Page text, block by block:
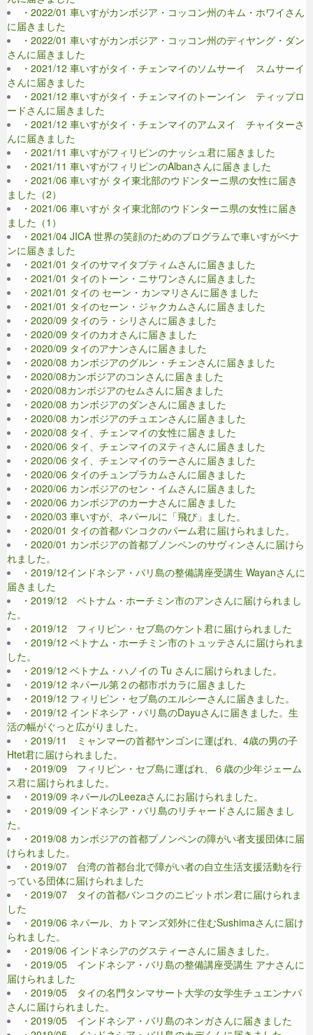
・2022/01 車いすがカンボジア・コッコン州のキム・ホワイさん
に届きました
・2022/01 車いすがカンボジア・コッコン州のディヤング・ダン
さんに届きました
・2021/12 車いすがタイ・チェンマイのソムサーイ スムサーイ
さんに届きました
・2021/12 車いすがタイ・チェンマイのトーンイン ティップロ
ードさんに届きました
・2021/12 車いすがタイ・チェンマイのアムヌイ チャイターさ
んに届きました
・2021/11 車いすがフィリピンのナッシュ君に届きました
・2021/11 車いすがフィリピンのAlbanさんに届きました
・2021/06 車いすが タイ東北部のウドンターニ県の女性に届き
ました（2）
・2021/06 車いすが タイ東北部のウドンターニ県の女性に届き
ました（1）
・2021/04 JICA 世界の笑顔のためのプログラムで車いすがベナ
ンに届きました
・2021/01 タイのサマイタプティムさんに届きました
・2021/01 タイのトーン・ニサワンさんに届きました
・2021/01 タイの セーン・カンマリさんに届きました
・2021/01 タイのセーン・ジャクカムさんに届きました
・2020/09 タイのラ・シリさんに届きました
・2020/09 タイのカオさんに届きました
・2020/09 タイのアナンさんに届きました
・2020/08 カンボジアのグルン・チェンさんに届きました
・2020/08カンボジアのコンさんに届きました
・2020/08カンボジアのセムさんに届きました
・2020/08 カンボジアのダンさんに届きました
・2020/08 カンボジアのチュエンさんに届きました
・2020/08 タイ、チェンマイの女性に届きました
・2020/06 タイ、チェンマイのヌティさんに届きました
・2020/06 タイ、チェンマイのラーさんに届きました
・2020/06 タイのチュンプラカムさんに届きました
・2020/06 カンボジアのセン・イムさんに届きました
・2020/06 カンボジアのカーナさんに届きました
・2020/03 車いすが、ネパールに「飛び」ました。
・2020/01 タイの首都バンコクのパーム君に届けられました。
・2020/01 カンボジアの首都プノンペンのサヴィンさんに届けら
れました。
・2019/12インドネシア・バリ島の整備講座受講生 Wayanさんに
届きました
・2019/12 ベトナム・ホーチミン市のアンさんに届けられまし
た。
・2019/12 フィリピン・セブ島のケント君に届けられました
・2019/12 ベトナム・ホーチミン市のトュッテさんに届けられま
した。
・2019/12 ベトナム・ハノイの Tu さんに届けられました。
・2019/12 ネパール第２の都市ポカラに届きました
・2019/12 フィリピン・セブ島のエルシーさんに届きました。
・2019/12 インドネシア・バリ島のDayuさんに届きました。生
活の幅がぐっと広がりました。
・2019/11 ミャンマーの首都ヤンゴンに運ばれ、4歳の男の子
Htet君に届けられました。
・2019/09 フィリピン・セブ島に運ばれ、６歳の少年ジェーム
ス君に届けられました。
・2019/09 ネパールのLeezaさんにお届けられました。
・2019/09 インドネシア・バリ島のリチャードさんに届きまし
た。
・2019/08 カンボジアの首都プノンペンの障がい者支援団体に届
けられました。
・2019/07 台湾の首都台北で障がい者の自立生活支援活動を行
っている団体に届けられました
・2019/07 タイの首都バンコクのニピットポン君に届けられま
した
・2019/06 ネパール、カトマンズ郊外に住むSushimaさんに届け
られました。
・2019/06 インドネシアのグスティーさんに届きました。
・2019/05 インドネシア・バリ島の整備講座受講生 アナさんに
届けられました
・2019/05 タイの名門タンマサート大学の女学生チュエンナパ
さんに届けられました。
・2019/05 インドネシア・バリ島のネンガさんに届きました